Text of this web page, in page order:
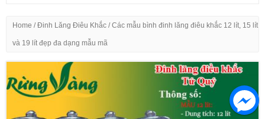
Home /Đinh Lăng Điêu Khắc / Các mẫu bình đinh lăng điêu khắc 12 lít, 15 lít
và 19 lít đẹp đa dạng mẫu mã